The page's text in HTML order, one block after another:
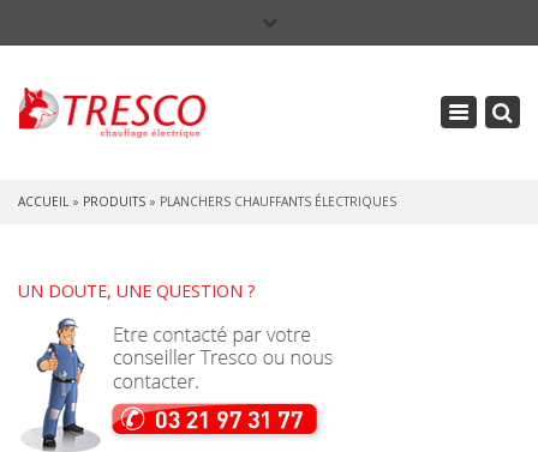
675 Rue Louis Breguet, 62100 Calais
Toggle
ACCUEIL » PRODUITS » PLANCHERS CHAUFFANTS ÉLECTRIQUES
UN DOUTE, UNE QUESTION ?